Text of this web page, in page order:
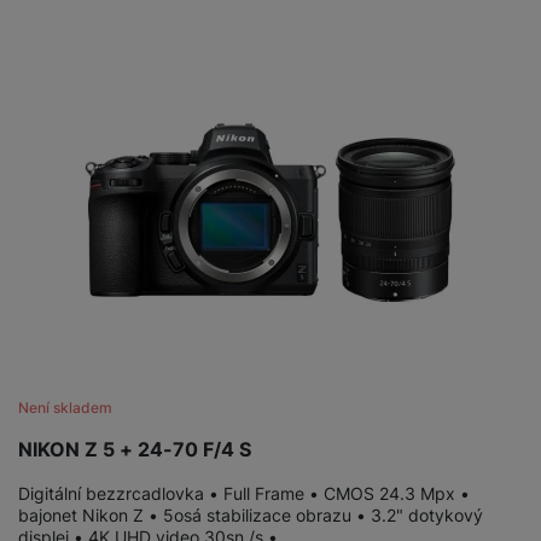
NIKON Z 5 + 24-70 F/4 S
Není skladem
Digitální bezzrcadlovka • Full Frame • CMOS 24.3 Mpx •
bajonet Nikon Z • 5osá stabilizace obrazu • 3.2" dotykový
displej • 4K UHD video 30sn./s •…